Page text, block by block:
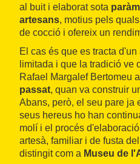
al buit i elaborat sota
artesans, motius pels
de cocció i ofereix un
El cas és que es tracta
limitada i que la tradició ve
Rafael Margalef Bertomeu
passat, quan va construir
Abans, però, el seu pare ja
seus hereus ho han
molí i el procés
artesà, familiar i de fusta
distingit com a Museu de